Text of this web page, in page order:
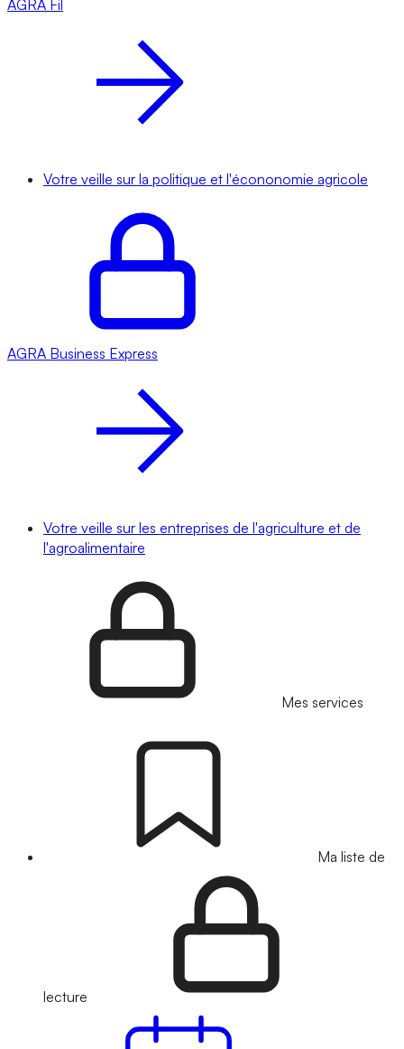
AGRA Fil
Votre veille sur la politique et l'écononomie agricole
AGRA Business Express
Votre veille sur les entreprises de l'agriculture et de
l'agroalimentaire
Mes services
Ma liste de
lecture